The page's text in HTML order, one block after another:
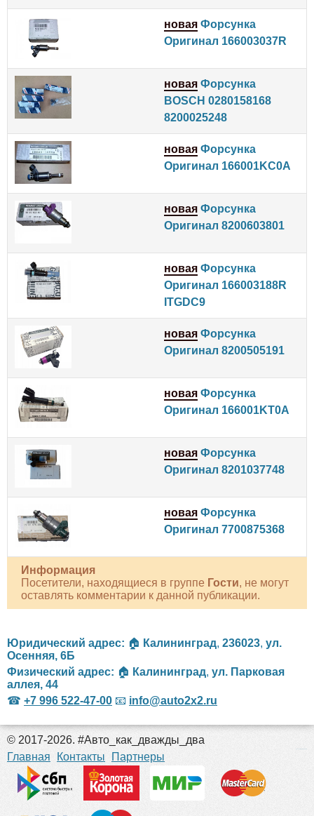
новая Форсунка
Оригинал 166003037R
новая Форсунка
BOSCH 0280158168
8200025248
новая Форсунка
Оригинал 166001KC0A
новая Форсунка
Оригинал 8200603801
новая Форсунка
Оригинал 166003188R
ITGDC9
новая Форсунка
Оригинал 8200505191
новая Форсунка
Оригинал 166001KT0A
новая Форсунка
Оригинал 8201037748
новая Форсунка
Оригинал 7700875368
Информация
Посетители, находящиеся в группе Гости, не могут
оставлять комментарии к данной публикации.
Юридический адрес: 🏠 Калининград, 236023, ул.
Осенняя, 6Б
Физический адрес: 🏠 Калининград, ул. Парковая
аллея, 44
☎ +7 996 522-47-00 📧 info@auto2x2.ru
© 2017-2026. #Авто_как_дважды_два
Главная
Контакты Партнеры